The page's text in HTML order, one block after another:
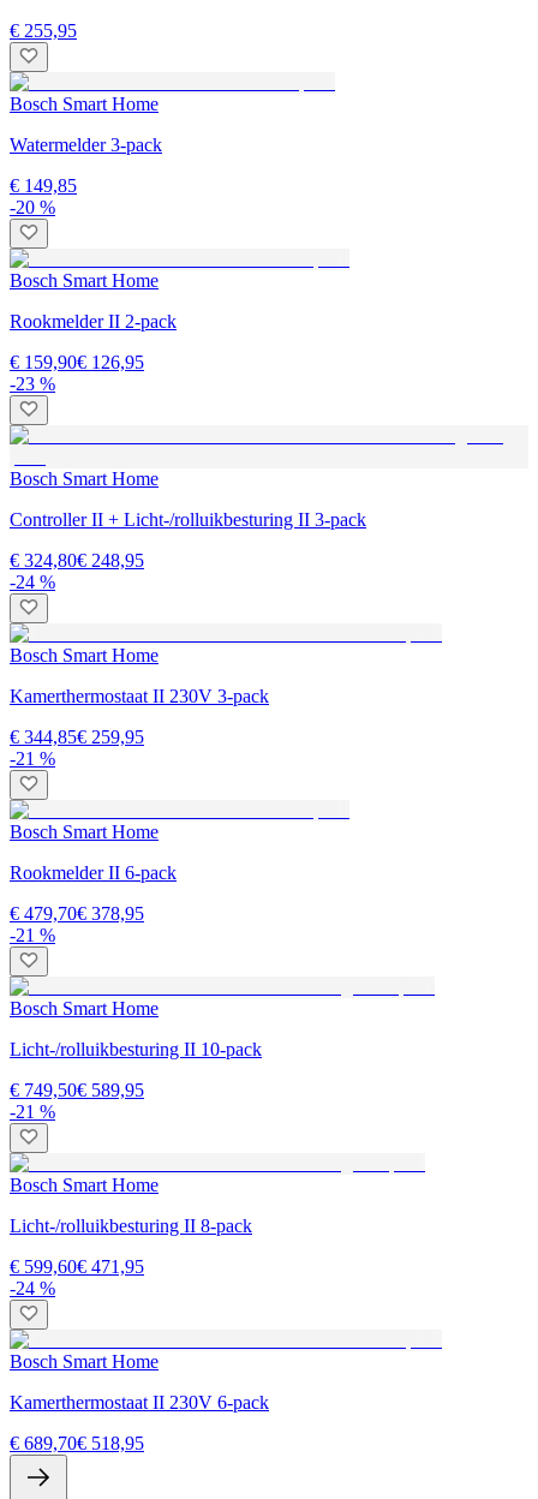
€ 255,95
Bosch Smart Home
Watermelder 3-pack
€ 149,85
-20 %
Bosch Smart Home
Rookmelder II 2-pack
€ 159,90€ 126,95
-23 %
Bosch Smart Home
Controller II + Licht-/rolluikbesturing II 3-pack
€ 324,80€ 248,95
-24 %
Bosch Smart Home
Kamerthermostaat II 230V 3-pack
€ 344,85€ 259,95
-21 %
Bosch Smart Home
Rookmelder II 6-pack
€ 479,70€ 378,95
-21 %
Bosch Smart Home
Licht-/rolluikbesturing II 10-pack
€ 749,50€ 589,95
-21 %
Bosch Smart Home
Licht-/rolluikbesturing II 8-pack
€ 599,60€ 471,95
-24 %
Bosch Smart Home
Kamerthermostaat II 230V 6-pack
€ 689,70€ 518,95